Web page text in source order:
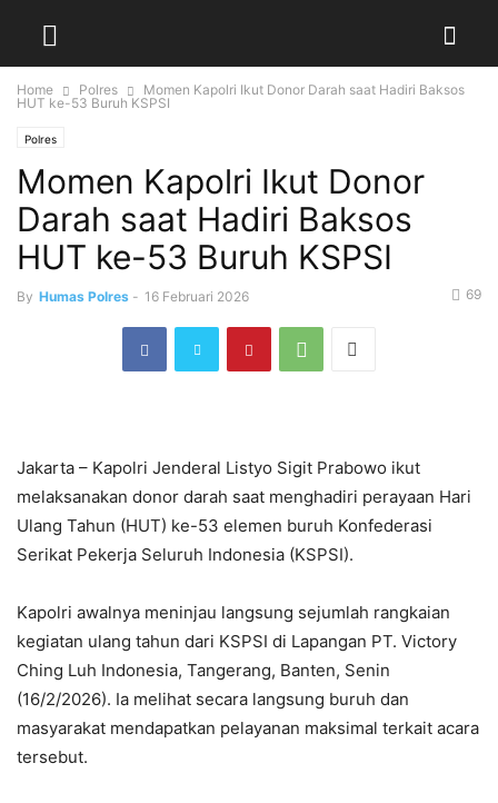
Home Polres
Momen Kapolri Ikut Donor Darah saat Hadiri Baksos
HUT ke-53 Buruh KSPSI
Polres
Momen Kapolri Ikut Donor
Darah saat Hadiri Baksos
HUT ke-53 Buruh KSPSI
By Humas Polres - 16 Februari 2026 69
Jakarta – Kapolri Jenderal Listyo Sigit Prabowo ikut
melaksanakan donor darah saat menghadiri perayaan Hari
Ulang Tahun (HUT) ke-53 elemen buruh Konfederasi
Serikat Pekerja Seluruh Indonesia (KSPSI).
Kapolri awalnya meninjau langsung sejumlah rangkaian
kegiatan ulang tahun dari KSPSI di Lapangan PT. Victory
Ching Luh Indonesia, Tangerang, Banten, Senin
(16/2/2026). Ia melihat secara langsung buruh dan
masyarakat mendapatkan pelayanan maksimal terkait acara
tersebut.